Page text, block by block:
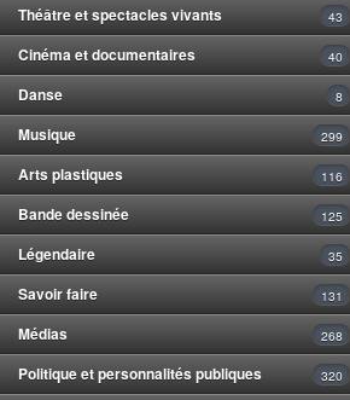
Théâtre et spectacles vivants 43
Cinéma et documentaires 40
Danse 8
Musique 299
Arts plastiques 116
Bande dessinée 125
Légendaire 35
Savoir faire 131
Médias 268
Politique et personnalités publiques 320